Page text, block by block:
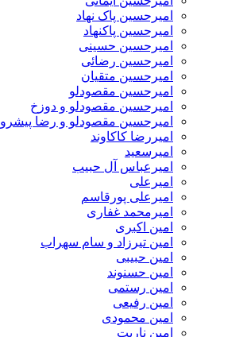
امیرحسین پاک نهاد
امیرحسین پاکنهاد
امیرحسین حسینی
امیرحسین رضائی
امیرحسین متقیان
امیرحسین مقصودلو
امیرحسین مقصودلو و دوزخ
امیرحسین مقصودلو و رضا پیشرو
امیررضا کاکاوند
امیرسعید
امیرعباس آل حبیب
امیرعلی
امیرعلی پورقاسم
امیرمحمد غفاری
امین اکبری
امین تیرزاد و سام سهراب
امین حبیبی
امین حسنوند
امین رستمی
امین رفیعی
امین محمودی
امین ناریت